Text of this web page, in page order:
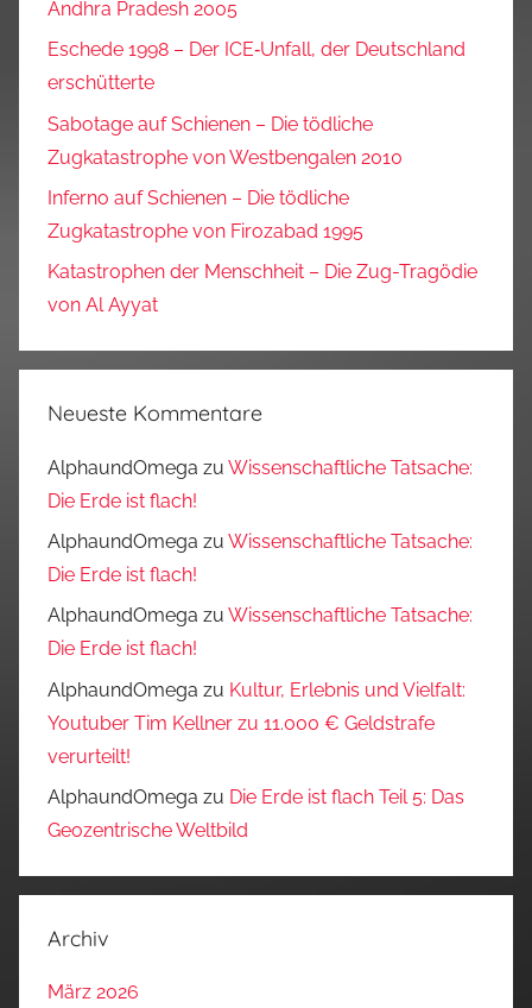
Andhra Pradesh 2005
Eschede 1998 – Der ICE‑Unfall, der Deutschland
erschütterte
Sabotage auf Schienen – Die tödliche
Zugkatastrophe von Westbengalen 2010
Inferno auf Schienen – Die tödliche
Zugkatastrophe von Firozabad 1995
Katastrophen der Menschheit – Die Zug-Tragödie
von Al Ayyat
Neueste Kommentare
AlphaundOmega zu Wissenschaftliche Tatsache:
Die Erde ist flach!
AlphaundOmega zu Wissenschaftliche Tatsache:
Die Erde ist flach!
AlphaundOmega zu Wissenschaftliche Tatsache:
Die Erde ist flach!
AlphaundOmega zu Kultur, Erlebnis und Vielfalt:
Youtuber Tim Kellner zu 11.000 € Geldstrafe
verurteilt!
AlphaundOmega zu Die Erde ist flach Teil 5: Das
Geozentrische Weltbild
Archiv
März 2026